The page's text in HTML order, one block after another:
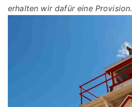
erhalten wir dafür eine Provision.